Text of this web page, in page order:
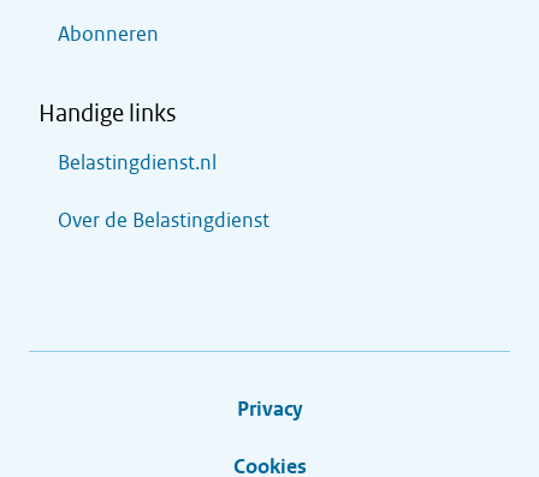
Abonneren
Handige links
Belastingdienst.nl
Over de Belastingdienst
Privacy
Cookies